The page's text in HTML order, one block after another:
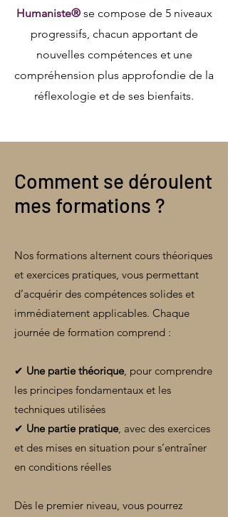
Humaniste®se compose de 5 niveaux
progressifs, chacun apportant de
nouvelles compétences et une
compréhension plus approfondie de la
réflexologie et de ses bienfaits.
Comment se déroulent
mes formations ?
Nos formations alternent cours théoriques
et exercices pratiques, vous permettant
d’acquérir des compétences solides et
immédiatement applicables. Chaque
journée de formation comprend :
✔ Une partie théorique, pour comprendre
les principes fondamentaux et les
techniques utilisées
✔ Une partie pratique, avec des exercices
et des mises en situation pour s’entraîner
en conditions réelles
Dès le premier niveau, vous pourrez